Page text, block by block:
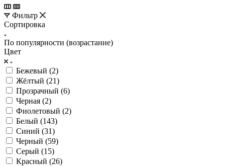
Фильтр
Сортировка
По популярности (возрастание)
Цвет
Бежевый (2)
Жёлтый (21)
Прозрачный (6)
Черная (2)
Фиолетовый (2)
Белый (143)
Синий (31)
Черный (59)
Серый (15)
Красный (26)